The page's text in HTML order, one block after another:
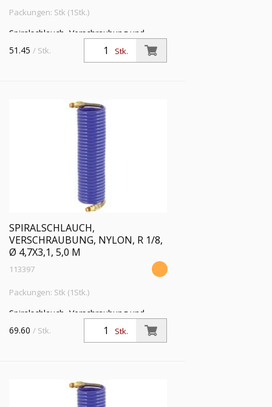
Packungen: Stk (1Stk.)
Spiralschlauch, Verschraubung und
Knickschutzfeder, Nylon 11 PA, R 1/8,
Schlauch-ø 4,7x3,1, PN bei 23 °C max.
Stk.
51.45 / Stk.
SPIRALSCHLAUCH,
VERSCHRAUBUNG, NYLON, R 1/8,
Ø 4,7X3,1, 5,0 M
113397
Packungen: Stk (1Stk.)
Spiralschlauch, Verschraubung und
Knickschutzfeder, Nylon 11 PA, R 1/8,
Schlauch-ø 4,7x3,1, PN bei 23 °C max.
Stk.
69.60 / Stk.